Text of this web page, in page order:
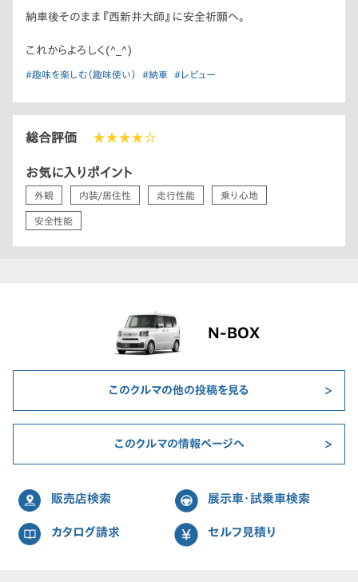
納車後そのまま『西新井大師』に安全祈願へ。
これからよろしく(^_^)
#趣味を楽しむ（趣味使い） #納車 #レビュー
総合評価 ★★★★☆
お気に入りポイント
外観 内装/居住性 走行性能 乗り心地
安全性能
N-BOX
このクルマの他の投稿を見る
このクルマの情報ページへ
販売店検索 展示車・試乗車検索
カタログ請求 セルフ見積り